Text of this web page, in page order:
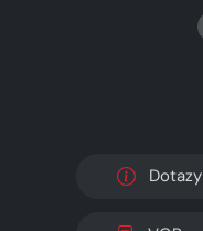
Dotazy